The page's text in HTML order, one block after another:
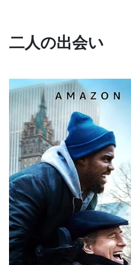
二人の出会い